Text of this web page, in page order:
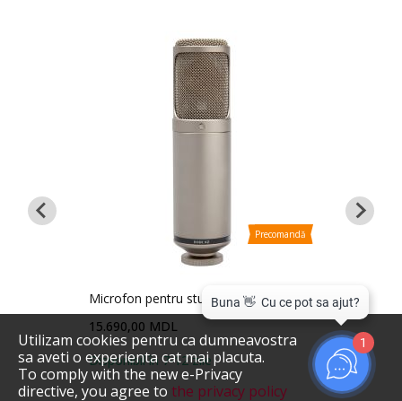
Utilizam cookies pentru ca dumneavostra
sa aveti o experienta cat mai placuta.
To comply with the new e-Privacy
directive, you agree to the privacy policy
Precomandă
Microfon pentru studio Rode K2
15.690,00 MDL
Disponibil în 7-12 zile
835 Set-
1